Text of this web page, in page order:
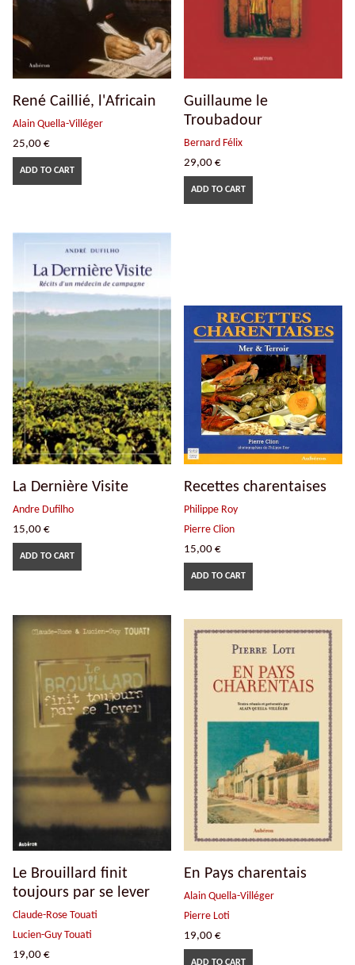
René Caillié, l'Africain
Alain Quella-Villéger
25,00 €
ADD TO CART
Guillaume le
Troubadour
Bernard Félix
29,00€
ADD TO CART
La Dernière Visite
Andre Dufilho
15,00 €
ADD TO CART
Recettes charentaises
Philippe Roy
Pierre Clion
15,00€
ADD TO CART
Le Brouillard finit
toujours par se lever
Claude-Rose Touati
Lucien-Guy Touati
19,00 €
En Pays charentais
Alain Quella-Villéger
Pierre Loti
19,00€
ADD TO CART